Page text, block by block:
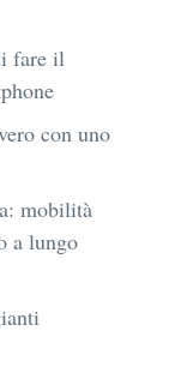
fare il
con uno
mobilità
a lungo